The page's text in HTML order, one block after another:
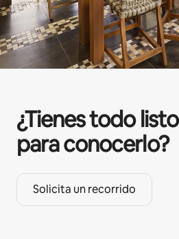
¿Tienes todo listo
para conocerlo?
Solicita un recorrido